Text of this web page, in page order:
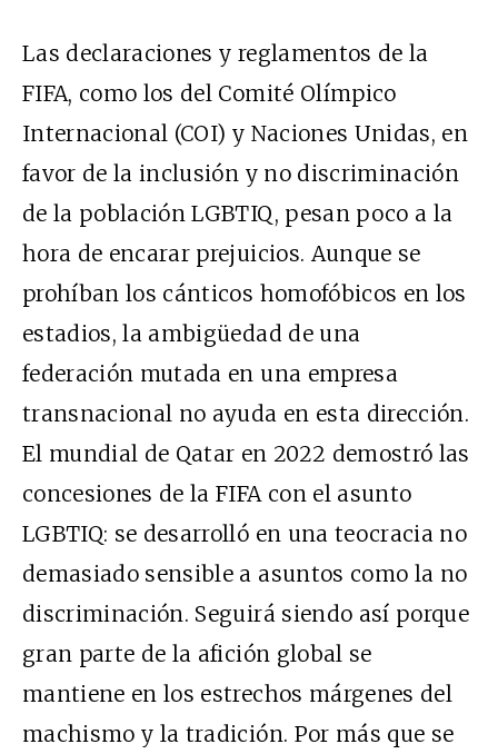
Las declaraciones y reglamentos de la
FIFA, como los del Comité Olímpico
Internacional (COI) y Naciones Unidas, en
favor de la inclusión y no discriminación
de la población LGBTIQ, pesan poco a la
hora de encarar prejuicios. Aunque se
prohíban los cánticos homofóbicos en los
estadios, la ambigüedad de una
federación mutada en una empresa
transnacional no ayuda en esta dirección.
El mundial de Qatar en 2022 demostró las
concesiones de la FIFA con el asunto
LGBTIQ: se desarrolló en una teocracia no
demasiado sensible a asuntos como la no
discriminación. Seguirá siendo así porque
gran parte de la afición global se
mantiene en los estrechos márgenes del
machismo y la tradición. Por más que se